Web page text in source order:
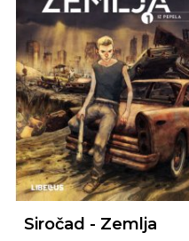
Siročad - Zemlja